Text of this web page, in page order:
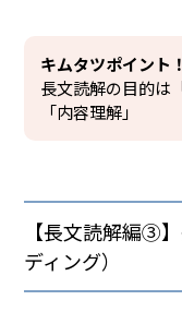
キムタツポイント！
長文読解の目的は
「内容理解」
【長文読解編③
ディング）